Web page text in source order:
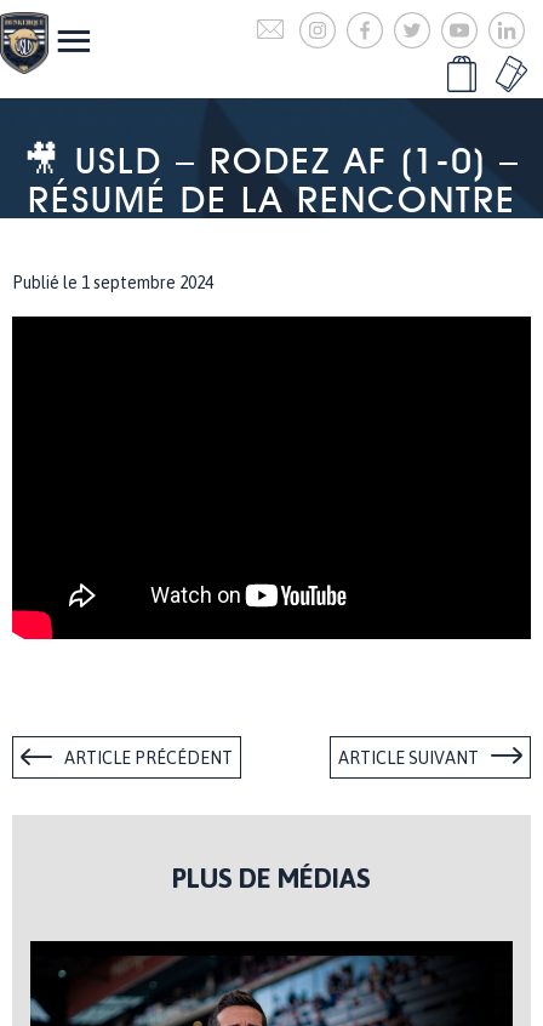
🎥 USLD – RODEZ AF (1-0) –
RÉSUMÉ DE LA RENCONTRE
Publié le 1 septembre 2024
ARTICLE PRÉCÉDENT ARTICLE SUIVANT
PLUS DE MÉDIAS